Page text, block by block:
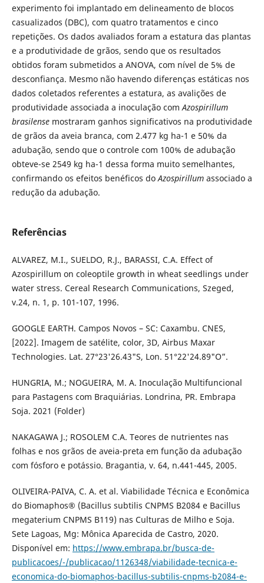
experimento foi implantado em delineamento de blocos
casualizados (DBC), com quatro tratamentos e cinco
repetições. Os dados avaliados foram a estatura das plantas
e a produtividade de grãos, sendo que os resultados
obtidos foram submetidos a ANOVA, com nível de 5% de
desconfiança. Mesmo não havendo diferenças estáticas nos
dados coletados referentes a estatura, as avalições de
produtividade associada a inoculação com Azospirillum
brasilensemostraram ganhos significativos na produtividade
de grãos da aveia branca, com 2.477 kg ha-1 e 50% da
adubação, sendo que o controle com 100% de adubação
obteve-se 2549 kg ha-1 dessa forma muito semelhantes,
confirmando os efeitos benéficos doAzospirillumassociado a
redução da adubação.
Referências
ALVAREZ, M.I., SUELDO, R.J., BARASSI, C.A. Effect of
Azospirillum on coleoptile growth in wheat seedlings under
water stress. Cereal Research Communications, Szeged,
v.24, n. 1, p. 101-107, 1996.
GOOGLE EARTH. Campos Novos – SC: Caxambu. CNES,
[2022]. Imagem de satélite, color, 3D, Airbus Maxar
Technologies. Lat. 27°23'26.43"S, Lon. 51°22'24.89"O”.
HUNGRIA, M.; NOGUEIRA, M. A. Inoculação Multifuncional
para Pastagens com Braquiárias. Londrina, PR. Embrapa
Soja. 2021 (Folder)
NAKAGAWA J.; ROSOLEM C.A. Teores de nutrientes nas
folhas e nos grãos de aveia-preta em função da adubação
com fósforo e potássio. Bragantia, v. 64, n.441-445, 2005.
OLIVEIRA-PAIVA, C. A. et al. Viabilidade Técnica e Econômica
do Biomaphos® (Bacillus subtilis CNPMS B2084 e Bacillus
megaterium CNPMS B119) nas Culturas de Milho e Soja.
Sete Lagoas, Mg: Mônica Aparecida de Castro, 2020.
Disponível em: https://www.embrapa.br/busca-de-
publicacoes/-/publicacao/1126348/viabilidade-tecnica-e-
economica-do-biomaphos-bacillus-subtilis-cnpms-b2084-e-